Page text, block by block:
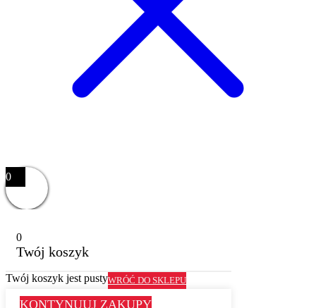
0
0
Twój koszyk
Twój koszyk jest pustyWRÓĆ DO SKLEPU
KONTYNUUJ ZAKUPY